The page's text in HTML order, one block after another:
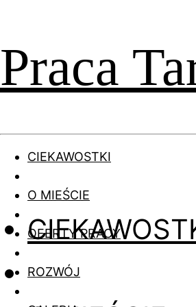
Praca
CIEKAWOSTKI
O MIEŚCIE
OFERTY PRACY
ROZWÓJ